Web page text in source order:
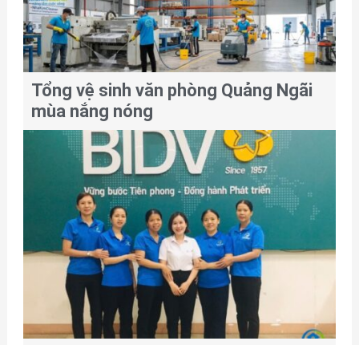
Tổng vệ sinh văn phòng Quảng Ngãi
mùa nắng nóng